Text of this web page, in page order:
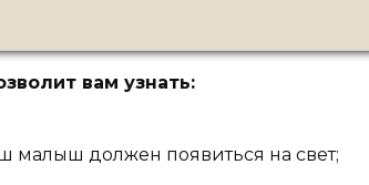
вам узнать:
малыш должен появиться на свет;